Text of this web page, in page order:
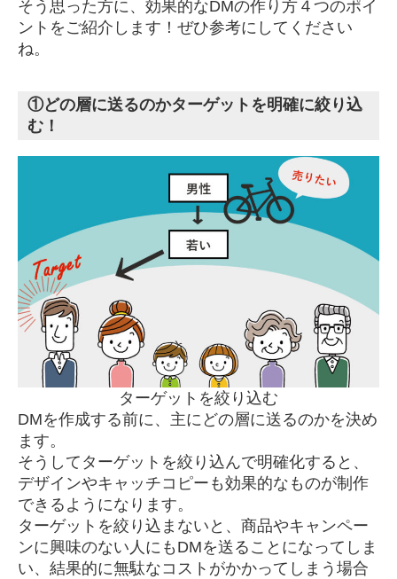
そう思った方に、効果的なDMの作り方４つのポイ
ントをご紹介します！ぜひ参考にしてください
ね。
①どの層に送るのかターゲットを明確に絞り込
む！
ターゲットを絞り込む
DMを作成する前に、主にどの層に送るのかを決め
ます。
そうしてターゲットを絞り込んで明確化すると、
デザインやキャッチコピーも効果的なものが制作
できるようになります。
ターゲットを絞り込まないと、商品やキャンペー
ンに興味のない人にもDMを送ることになってしま
い、結果的に無駄なコストがかかってしまう場合